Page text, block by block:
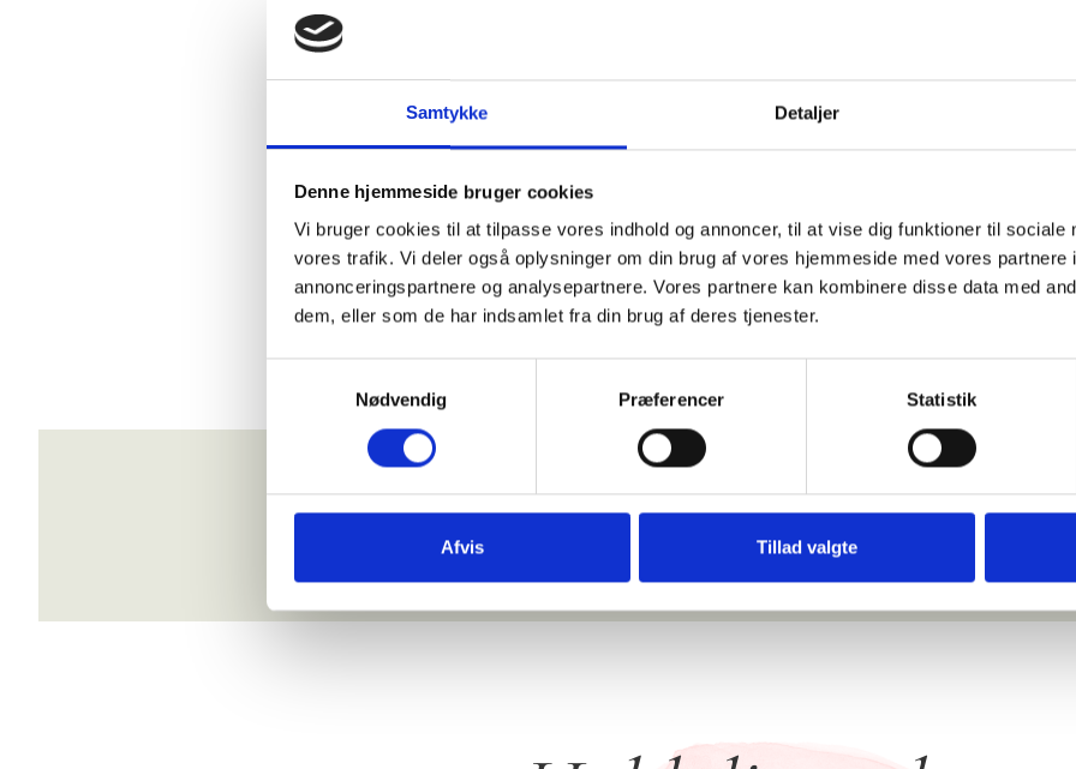
Samtykke Detaljer
Denne hjemmeside bruger cookies
Vi bruger cookies til at tilpasse vores indhold og annoncer, til at vise dig funktioner til sociale
vores trafik. Vi deler også oplysninger om din brug af vores hjemmeside med vores partnere
annonceringspartnere og analysepartnere. Vores partnere kan kombinere disse data med
dem, eller som de har indsamlet fra din brug af deres tjenester.
Nødvendig
Præferencer Statistik
Afvis Tillad valgte
🌟Praktisk info:
- 8 sessions over 10 uger
- Tid: kl. 18.30-20.00
mandag kl. 18.30-20.00.
- Pris: Gratis
- Antal pladser: 8
- Tilmelding: info@asgerfonden.dk